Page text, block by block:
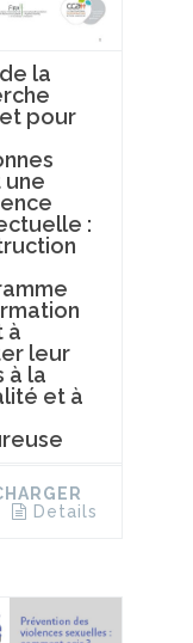
la
pour
une
:
à
leur
à la
et à
Details